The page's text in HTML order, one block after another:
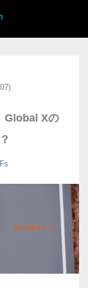
Global Xの